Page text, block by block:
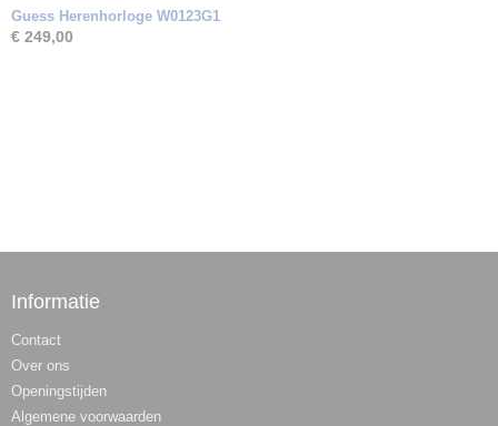
Guess Herenhorloge W0123G1
€ 249,00
Informatie
Contact
Over ons
Openingstijden
Algemene voorwaarden